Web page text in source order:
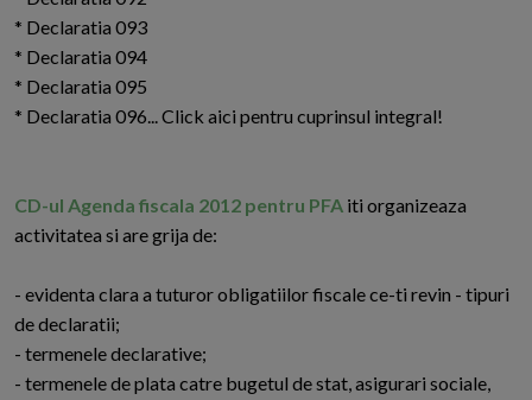
* Declaratia 093
* Declaratia 094
* Declaratia 095
* Declaratia 096... Click aici pentru cuprinsul integral!
CD-ul Agenda fiscala 2012 pentru PFA iti organizeaza
activitatea si are grija de:
- evidenta clara a tuturor obligatiilor fiscale ce-ti revin - tipuri
de declaratii;
- termenele declarative;
- termenele de plata catre bugetul de stat, asigurari sociale,